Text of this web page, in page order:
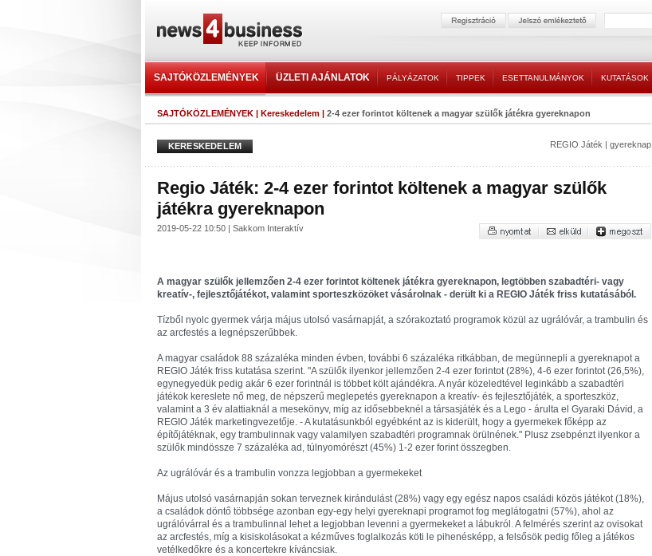
SAJTÓKÖZLEMÉNYEK ÜZLETI AJÁNLATOK PÁLYÁZATOK TIPPEK ESETTANULMÁNYOK KUTATÁSOK
SAJTÓKÖZLEMÉNYEK | Kereskedelem | 2-4 ezer forintot költenek a magyar szülők játékra gyereknapon
KERESKEDELEM REGIO Játék | gyereknap
Regio Játék: 2-4 ezer forintot költenek a magyar szülők
játékra gyereknapon
2019-05-22 10:50 | Sakkom Interaktív
A magyar szülők jellemzően 2-4 ezer forintot költenek játékra gyereknapon, legtöbben szabadtéri- vagy
kreatív-, fejlesztőjátékot, valamint sporteszközöket vásárolnak - derült ki a REGIO Játék friss kutatásából.
Tízből nyolc gyermek várja május utolsó vasárnapját, a szórakoztató programok közül az ugrálóvár, a trambulin és
az arcfestés a legnépszerűbbek.
A magyar családok 88 százaléka minden évben, további 6 százaléka ritkábban, de megünnepli a gyereknapot a
REGIO Játék friss kutatása szerint. "A szülők ilyenkor jellemzően 2-4 ezer forintot (28%), 4-6 ezer forintot (26,5%),
egynegyedük pedig akár 6 ezer forintnál is többet költ ajándékra. A nyár közeledtével leginkább a szabadtéri
játékok kereslete nő meg, de népszerű meglepetés gyereknapon a kreatív- és fejlesztőjáték, a sporteszköz,
valamint a 3 év alattiaknál a mesekönyv, míg az idősebbeknél a társasjáték és a Lego - árulta el Gyaraki Dávid, a
REGIO Játék marketingvezetője. - A kutatásunkból egyébként az is kiderült, hogy a gyermekek főképp az
építőjátéknak, egy trambulinnak vagy valamilyen szabadtéri programnak örülnének." Plusz zsebpénzt ilyenkor a
szülők mindössze 7 százaléka ad, túlnyomórészt (45%) 1-2 ezer forint összegben.
Az ugrálóvár és a trambulin vonzza legjobban a gyermekeket
Május utolsó vasárnapján sokan terveznek kirándulást (28%) vagy egy egész napos családi közös játékot (18%),
a családok döntő többsége azonban egy-egy helyi gyereknapi programot fog meglátogatni (57%), ahol az
ugrálóvárral és a trambulinnal lehet a legjobban levenni a gyermekeket a lábukról. A felmérés szerint az ovisokat
az arcfestés, míg a kisiskolásokat a kézműves foglalkozás köti le pihenésképp, a felsősök pedig főleg a játékos
vetélkedőkre és a koncertekre kíváncsiak.